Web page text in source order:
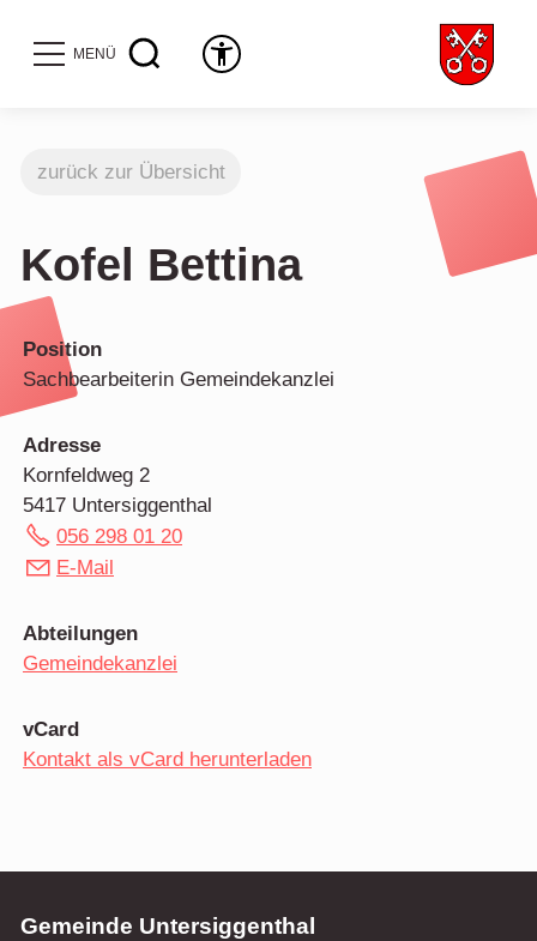
MENÜ
zurück zur Übersicht
Kofel Bettina
Position
Sachbearbeiterin Gemeindekanzlei
Adresse
Kornfeldweg 2
5417 Untersiggenthal
056 298 01 20
E-Mail
Abteilungen
Gemeindekanzlei
vCard
Kontakt als vCard herunterladen
Gemeinde Untersiggenthal